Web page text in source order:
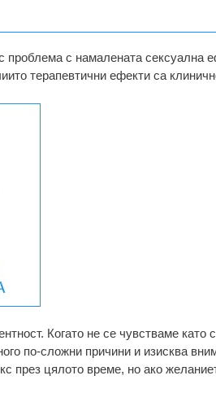
проблема с намалената сексуална
терапевтични ефекти са
Когато не се чувстваме като
по-сложни причини и изисква
през цялото време, но ако